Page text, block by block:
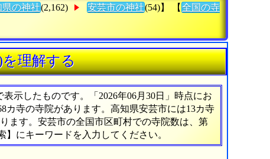
県の神社(2,162) 安芸市の神社(54)】 【 全国の寺
理解する
示したものです。「2026年06月30日」時点にお
カ寺の寺院があります。高知県安芸市には13カ寺
ます。安芸市の全国市区町村での寺院数は、第
にキーワードを入力してください。